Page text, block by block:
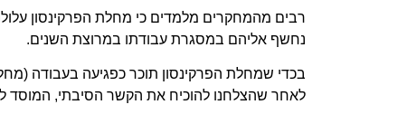
רבים מהמחקרים מלמדים כי מחלת הפרקינסון
נחשף אליהם במסגרת עבודתו במרוצת השנים.
בכדי שמחלת הפרקינסון תוכר כפגיעה בעבודה
לאחר שהצלחנו להוכיח את הקשר הסיבתי, המוסד